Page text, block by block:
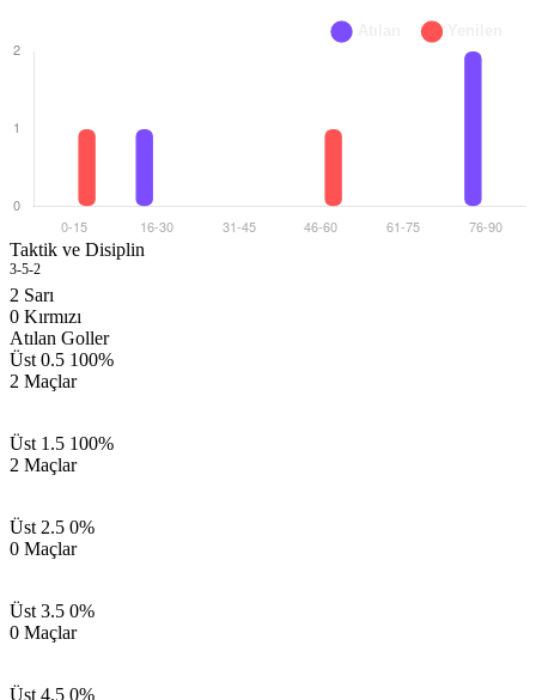
Taktik ve Disiplin
3-5-2
2 Sarı
0 Kırmızı
Atılan Goller
Üst 0.5 100%
2 Maçlar
Üst 1.5 100%
2 Maçlar
Üst 2.5 0%
0 Maçlar
Üst 3.5 0%
0 Maçlar
Üst 4.5 0%